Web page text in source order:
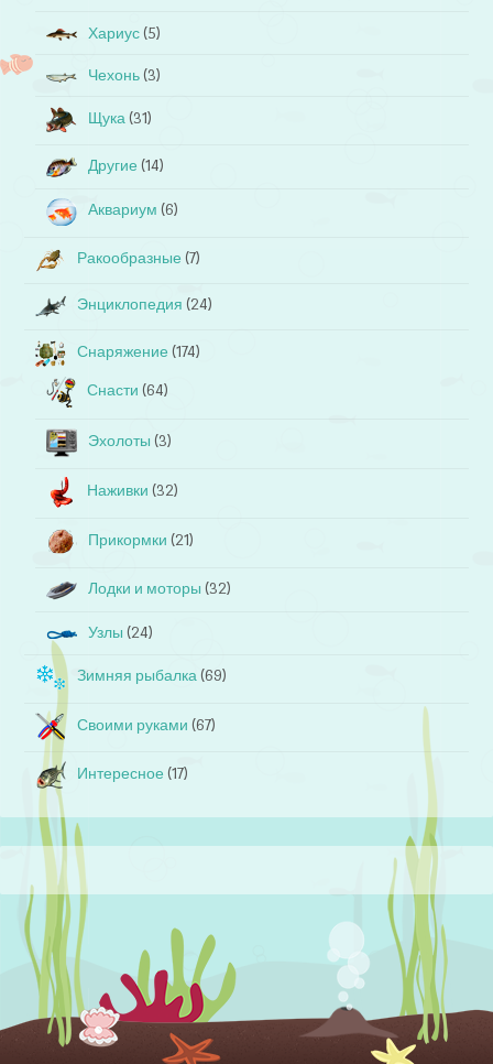
Хариус (5)
Чехонь (3)
Щука (31)
Другие (14)
Аквариум (6)
Ракообразные (7)
Энциклопедия (24)
Снаряжение (174)
Снасти (64)
Эхолоты (3)
Наживки (32)
Прикормки (21)
Лодки и моторы (32)
Узлы (24)
Зимняя рыбалка (69)
Своими руками (67)
Интересное (17)